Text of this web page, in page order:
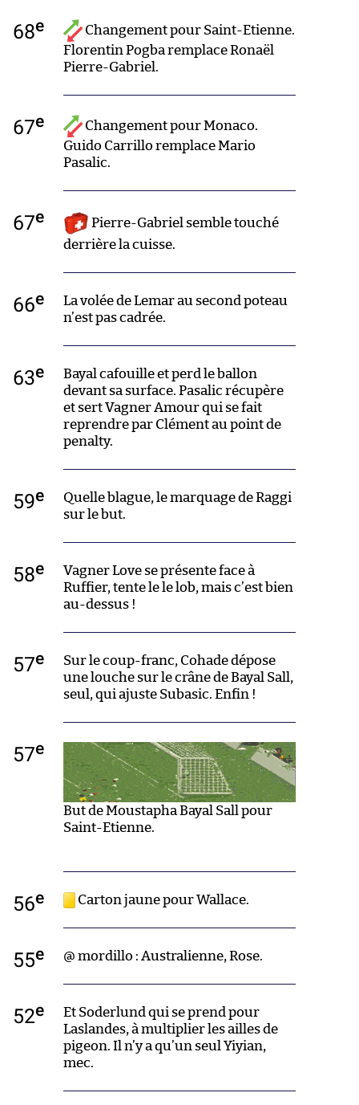
68e
Changement pour Saint-Etienne.
Florentin Pogba remplace Ronaël
Pierre-Gabriel.
67e
Changement pour Monaco.
Guido Carrillo remplace Mario
Pasalic.
67e
Pierre-Gabriel semble touché
derrière la cuisse.
66e
La volée de Lemar au second poteau
n’est pas cadrée.
63e
Bayal cafouille et perd le ballon
devant sa surface. Pasalic récupère
et sert Vagner Amour qui se fait
reprendre par Clément au point de
penalty.
59e
Quelle blague, le marquage de Raggi
sur le but.
58e
Vagner Love se présente face à
Ruffier, tente le le lob, mais c’est bien
au-dessus !
57e
Sur le coup-franc, Cohade dépose
une louche sur le crâne de Bayal Sall,
seul, qui ajuste Subasic. Enfin !
57e
But de Moustapha Bayal Sall pour
Saint-Etienne.
56e Carton jaune pour Wallace.
55e @ mordillo : Australienne, Rose.
52e
Et Soderlund qui se prend pour
Laslandes, à multiplier les ailles de
pigeon. Il n’y a qu’un seul Yiyian,
mec.